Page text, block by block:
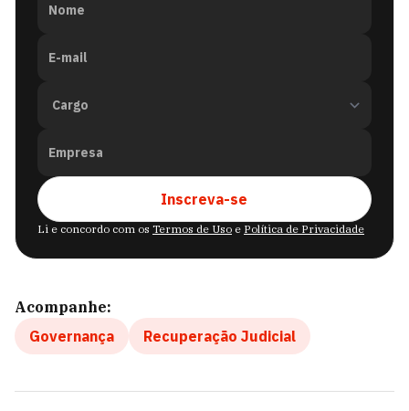
Nome
E-mail
Empresa
Inscreva-se
Li e concordo com os Termos de Uso e Política de Privacidade
Acompanhe:
Governança
Recuperação Judicial